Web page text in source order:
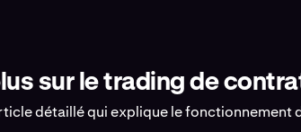
sur le trading de
détaillé qui explique le fonctionnement